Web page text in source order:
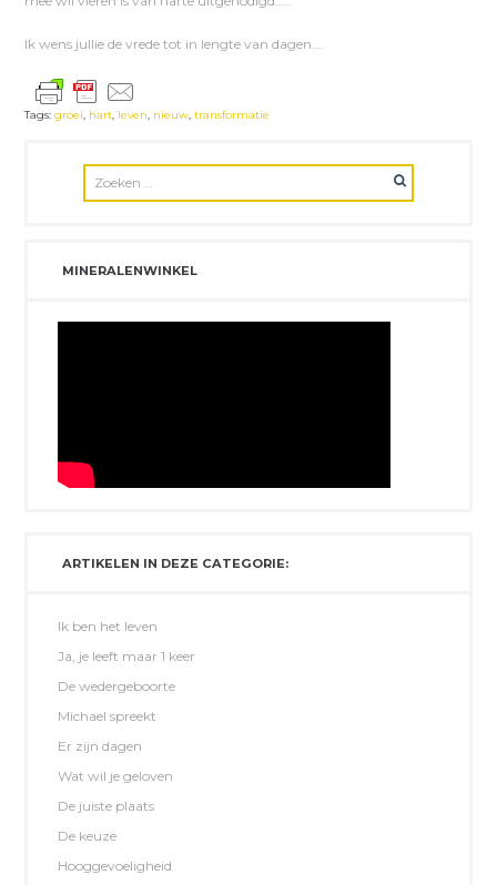
Ik wens jullie de vrede tot in lengte van dagen….
Tags:groei, hart, leven, nieuw,transformatie
MINERALENWINKEL
ARTIKELEN IN DEZE CATEGORIE:
Ik ben het leven
Ja, je leeft maar 1 keer
De wedergeboorte
Michael spreekt
Er zijn dagen
Wat wil je geloven
De juiste plaats
De keuze
Hooggevoeligheid